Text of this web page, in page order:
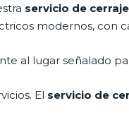
servicio de
modernos, con
al lugar señalado
El servicio de